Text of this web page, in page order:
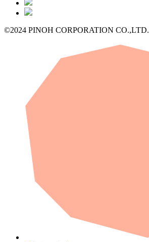
©2024 PINOH CORPORATION CO.,LTD.